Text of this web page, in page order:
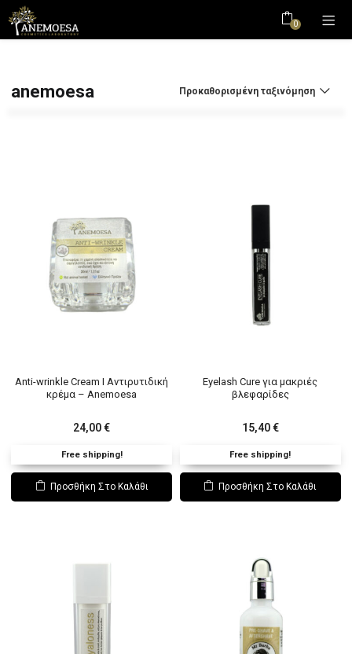
0
anemoesa Προκαθορισμένη ταξινόμηση
Anti-wrinkle Cream Ι Αντιρυτιδική
κρέμα – Anemoesa
24,00€
Free shipping!
Προσθήκη Στο Καλάθι
Eyelash Cure για μακριές
βλεφαρίδες
15,40€
Free shipping!
Προσθήκη Στο Καλάθι